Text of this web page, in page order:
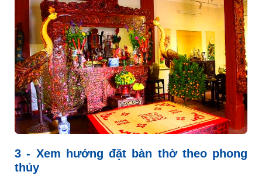
3 - Xem hướng đặt bàn thờ theo phong
thủy